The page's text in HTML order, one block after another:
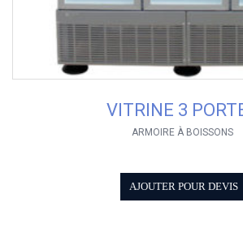
VITRINE 3
ARMOIRE À BOISSONS
AJOUTER POUR DEVIS